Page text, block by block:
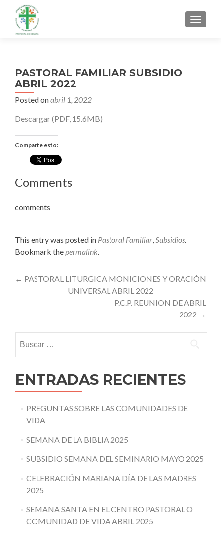
MENU
PASTORAL FAMILIAR SUBSIDIO
ABRIL 2022
Posted onabril 1, 2022
Descargar (PDF, 15.6MB)
Comparte esto:
Comments
comments
This entry was posted in Pastoral Familiar,Subsidios.
Bookmark thepermalink.
Post
navigation
← PASTORAL LITURGICA MONICIONES Y ORACIÓN
UNIVERSAL ABRIL 2022
P.C.P. REUNION DE ABRIL
2022 →
ENTRADAS RECIENTES
PREGUNTAS SOBRE LAS COMUNIDADES DE
VIDA
SEMANA DE LA BIBLIA 2025
SUBSIDIO SEMANA DEL SEMINARIO MAYO 2025
CELEBRACIÓN MARIANA DÍA DE LAS MADRES
2025
SEMANA SANTA EN EL CENTRO PASTORAL O
COMUNIDAD DE VIDA ABRIL 2025